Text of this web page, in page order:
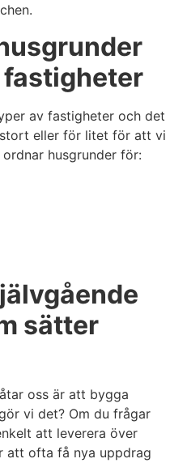
av fastigheter och det
eller för litet för att vi
husgrunder för:
sätter
oss är att bygga
vi det? Om du frågar
att leverera över
att ofta få nya uppdrag